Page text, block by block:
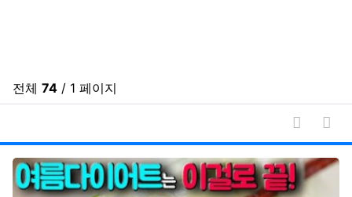
전체 74 / 1 페이지
게시물
게